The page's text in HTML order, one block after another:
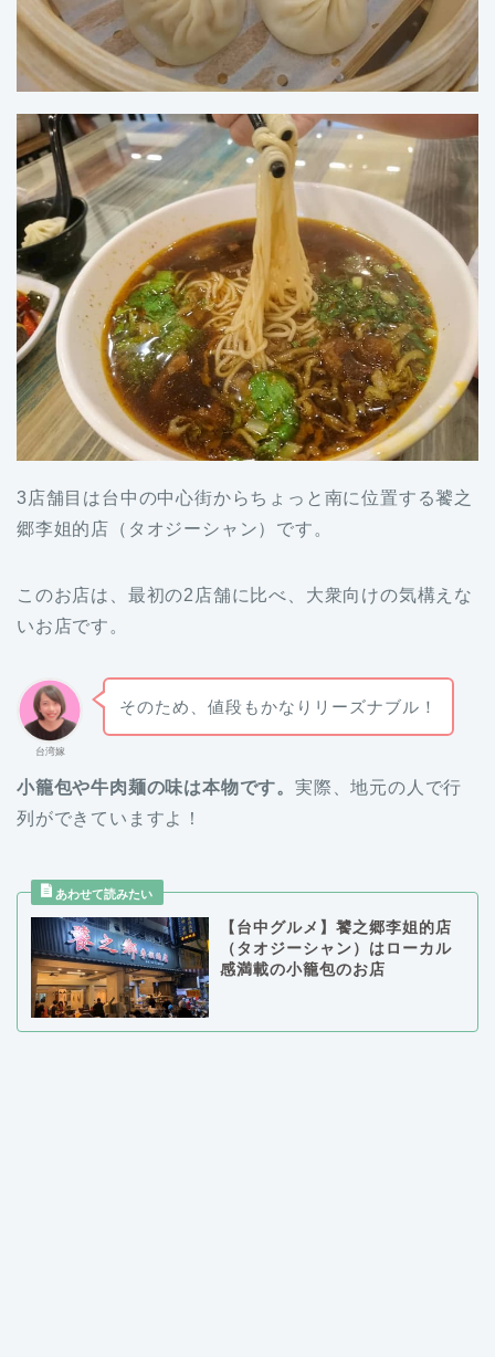
3店舗目は台中の中心街からちょっと南に位置する饕之
郷李姐的店（タオジーシャン）です。
このお店は、最初の2店舗に比べ、大衆向けの気構えな
いお店です。
台湾嫁
そのため、値段もかなりリーズナブル！
小籠包や牛肉麺の味は本物です。 実際、地元の人で行
列ができていますよ！
【台中グルメ】饕之郷李姐的店
（タオジーシャン）はローカル
感満載の小籠包のお店